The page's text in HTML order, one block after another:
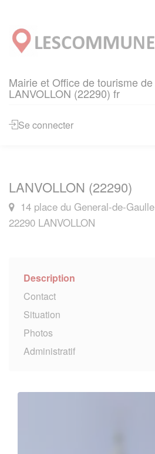
Mairie et Office de tourisme de
LANVOLLON (22290) fr
Se connecter
LANVOLLON (22290)
14 place du General-de-Gaulle
22290 LANVOLLON
Description
Contact
Situation
Photos
Administratif